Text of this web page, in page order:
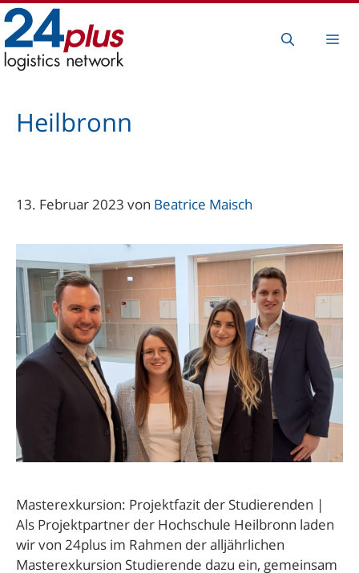
Zum
Inhalt
springen
Heilbronn
13. Februar 2023 von Beatrice Maisch
Masterexkursion: Projektfazit der Studierenden |
Als Projektpartner der Hochschule Heilbronn laden
wir von 24plus im Rahmen der alljährlichen
Masterexkursion Studierende dazu ein, gemeinsam